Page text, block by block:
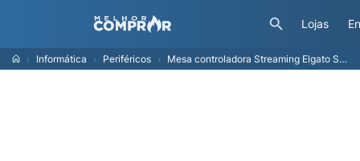
Lojas
Informática Periféricos Mesa controladora Streaming Elgato Stream Deck MK.2, 15 teclas LCD, USB - 10GBA9901